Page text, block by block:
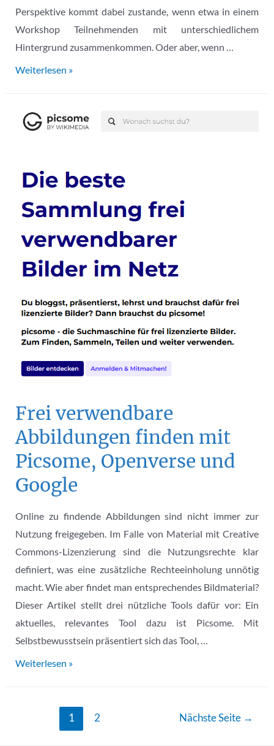
Perspektive kommt dabei zustande, wenn etwa in einem
Workshop Teilnehmenden mit unterschiedlichem
Hintergrund zusammenkommen. Oder aber, wenn …
Open
Ben
heterogene
Weiterlesen »
Frei verwendbare
Abbildungen finden mit
Picsome, Openverse und
Google
Online zu findende Abbildungen sind nicht immer zur
Nutzung freigegeben. Im Falle von Material mit Creative
Commons-Lizenzierung sind die Nutzungsrechte klar
definiert, was eine zusätzliche Rechteeinholung unnötig
macht. Wie aber findet man entsprechendes Bildmaterial?
Dieser Artikel stellt drei nützliche Tools dafür vor: Ein
aktuelles, relevantes Tool dazu ist Picsome. Mit
Selbstbewusstsein präsentiert sich das Tool, …
Frei
Weiterlesen »
Seitennummerierung
1 2 Nächste Seite →